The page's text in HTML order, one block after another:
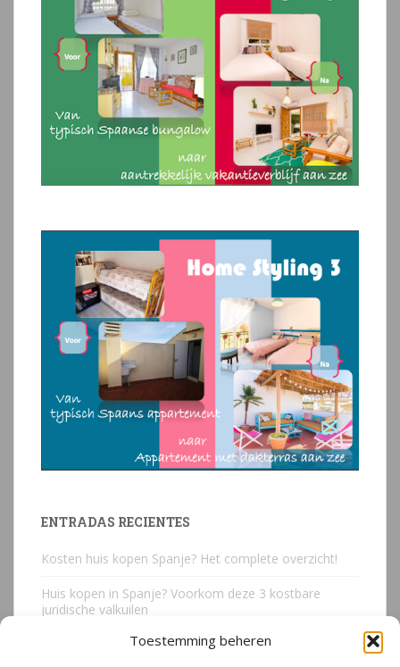
Toestemming beheren
ENTRADAS RECIENTES
Kosten huis kopen Spanje? Het complete overzicht!
Huis kopen in Spanje? Voorkom deze 3 kostbare
juridische valkuilen
Due Diligence Spaans vastgoed